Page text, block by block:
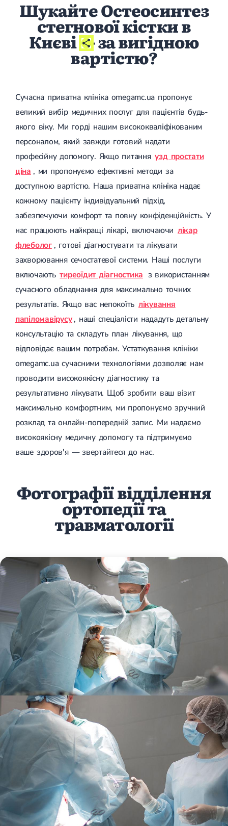
Шукайте Остеосинтез
стегнової кістки в
Києві - за вигідною
вартістю?
Сучасна приватна клініка omegamc.ua пропонує
великий вибір медичних послуг для пацієнтів будь-
якого віку. Ми горді нашим висококваліфікованим
персоналом, який завжди готовий надати
професійну допомогу. Якщо питання узд простати
ціна , ми пропонуємо ефективні методи за
доступною вартістю. Наша приватна клініка надає
кожному пацієнту індивідуальний підхід,
забезпечуючи комфорт та повну конфіденційність. У
нас працюють найкращі лікарі, включаючи лікар
флеболог , готові діагностувати та лікувати
захворювання сечостатевої системи. Наші послуги
включають тиреоїдит діагностика з використанням
сучасного обладнання для максимально точних
результатів. Якщо вас непокоїть лікування
папіломавірусу , наші спеціалісти нададуть детальну
консультацію та складуть план лікування, що
відповідає вашим потребам. Устаткування клініки
omegamc.ua сучасними технологіями дозволяє нам
проводити високоякісну діагностику та
результативно лікувати. Щоб зробити ваш візит
максимально комфортним, ми пропонуємо зручний
розклад та онлайн-попередній запис. Ми надаємо
високоякісну медичну допомогу та підтримуємо
ваше здоров'я — звертайтеся до нас.
Фотографії відділення
ортопедії та
травматології